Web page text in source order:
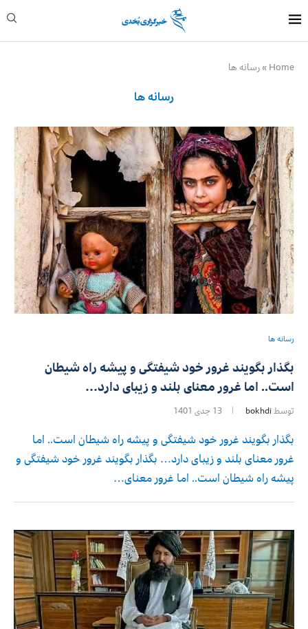
Home
»رسانه ها
رسانه ها
رسانه ها
بگذار بگویند غرور خود شیفتگی و پیشه راه شیطان
است.. اما غرور معنای بلند و زیبای دارد…
توسط bokhdi 13 جدی 1401
بگذار بگویند غرور خود شیفتگی و پیشه راه شیطان است.. اما
غرور معنای بلند و زیبای دارد… بگذار بگویند غرور خود شیفتگی و
پیشه راه شیطان است.. اما غرور معنای…